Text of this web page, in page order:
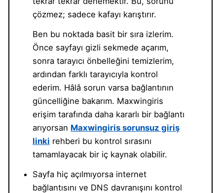
çözmez; sadece kafayı karıştırır.
Ben bu noktada basit bir sıra izlerim.
Önce sayfayı gizli sekmede açarım,
sonra tarayıcı önbelleğini temizlerim,
ardından farklı tarayıcıyla kontrol
ederim. Hâlâ sorun varsa bağlantının
güncelliğine bakarım. Maxwingiris
erişim tarafında daha kararlı bir bağlantı
arıyorsan Maxwingiris sorunsuz giriş
linki rehberi bu kontrol sırasını
tamamlayacak bir iç kaynak olabilir.
Sayfa hiç açılmıyorsa internet
bağlantısını ve DNS davranışını kontrol